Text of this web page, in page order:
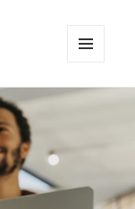
E